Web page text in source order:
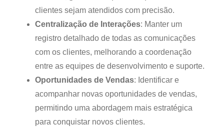
clientes sejam atendidos com precisão.
Centralização de Interações: Manter um
registro detalhado de todas as comunicações
com os clientes, melhorando a coordenação
entre as equipes de desenvolvimento e suporte.
Oportunidades de Vendas: Identificar e
acompanhar novas oportunidades de vendas,
permitindo uma abordagem mais estratégica
para conquistar novos clientes.